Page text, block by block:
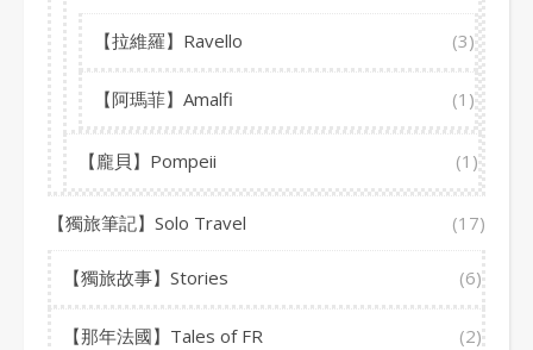
【拉維羅】Ravello (3)
【阿瑪菲】Amalfi (1)
【龐貝】Pompeii (1)
【獨旅筆記】Solo Travel (17)
【獨旅故事】Stories (6)
【那年法國】Tales of FR (2)